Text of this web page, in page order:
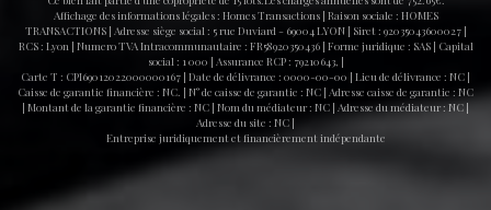
rare, idéal pour ceux qui recherchent un grand extérieur
sans renoncer à la vie urbaine.
Affichage des informations légales : Homes Transactions | Raison sociale : HOMES
TRANSACTIONS | Adresse siège social : 5 rue Duviard - 69004 LYON | Siret : 92035043600027 |
RCS : Lyon | Numero TVA Intracommunautaire : FR58920350436 | Forme juridique : SAS | Capital
social : 1 000 | Assurance RCP : 79210643, |
Carte T : CPI69012022000000167 | Date de délivrance : 0000-00-00 | Lieu de délivrance : NC |
Caisse de garantie financière : NC. | N° de caisse de garantie : NC | Adresse caisse de garantie : NC
| Montant de la garantie financière : NC | Nom du médiateur : NC | Adresse du médiateur : NC |
Adresse du site : NC |
Entreprise juridiquement et financièrement indépendante